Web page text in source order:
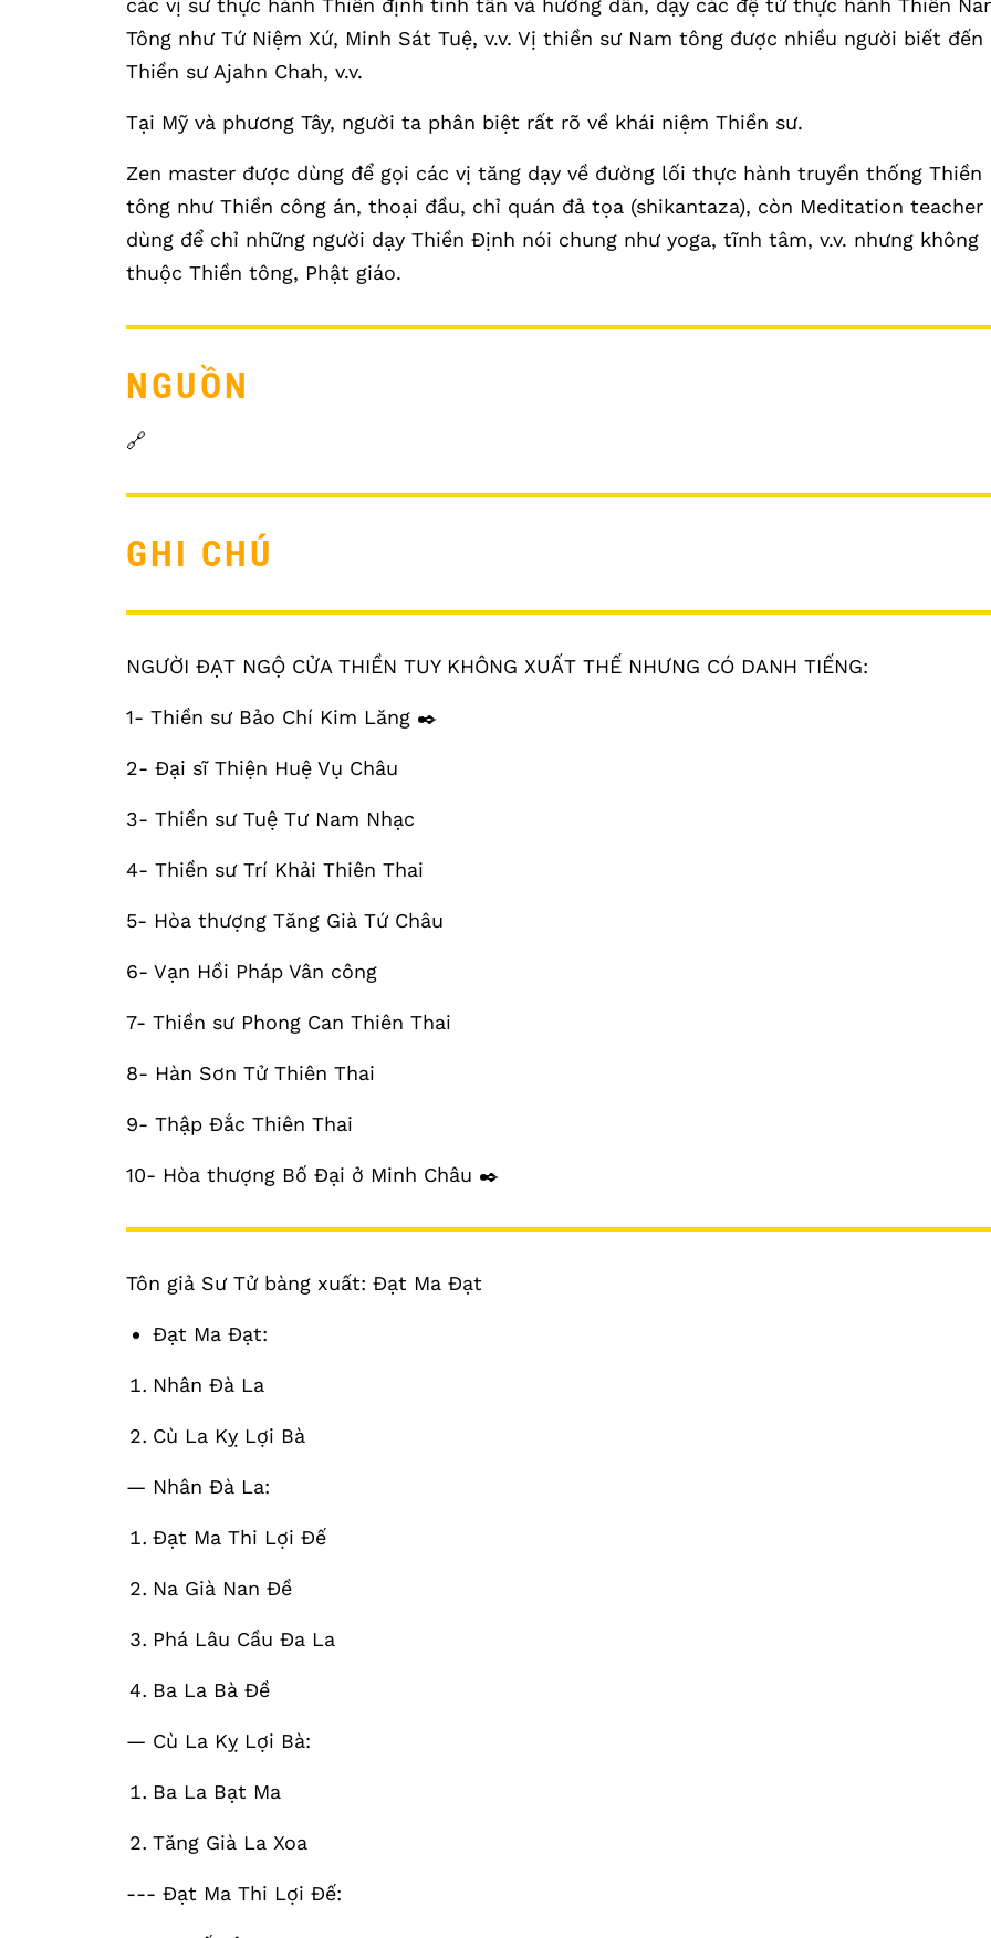
các vị sư thực hành Thiền định tinh tấn và hướng dẫn, dạy các đệ tử thực hành Thiền
Tông như Tứ Niệm Xứ, Minh Sát Tuệ, v.v. Vị thiền sư Nam tông được nhiều người biết đến
Thiền sư Ajahn Chah, v.v.
Tại Mỹ và phương Tây, người ta phân biệt rất rõ về khái niệm Thiền sư.
Zen master được dùng để gọi các vị tăng dạy về đường lối thực hành truyền thống Thiền
tông như Thiền công án, thoại đầu, chỉ quán đả tọa (shikantaza), còn Meditation teacher
dùng để chỉ những người dạy Thiền Định nói chung như yoga, tĩnh tâm, v.v. nhưng không
thuộc Thiền tông, Phật giáo.
NGUỒN
🔗
GHI CHÚ
NGƯỜI ĐẠT NGỘ CỬA THIỀN TUY KHÔNG XUẤT THẾ NHƯNG CÓ DANH TIẾNG:
1- Thiền sư Bảo Chí Kim Lăng ✒️
2- Đại sĩ Thiện Huệ Vụ Châu
3- Thiền sư Tuệ Tư Nam Nhạc
4- Thiền sư Trí Khải Thiên Thai
5- Hòa thượng Tăng Già Tứ Châu
6- Vạn Hồi Pháp Vân công
7- Thiền sư Phong Can Thiên Thai
8- Hàn Sơn Tử Thiên Thai
9- Thập Đắc Thiên Thai
10- Hòa thượng Bố Đại ở Minh Châu ✒️
Tôn giả Sư Tử bàng xuất: Đạt Ma Đạt
Đạt Ma Đạt:
Nhân Đà La
Cù La Kỵ Lợi Bà
— Nhân Đà La:
Đạt Ma Thi Lợi Đế
Na Già Nan Đề
Phá Lâu Cầu Đa La
Ba La Bà Đề
— Cù La Kỵ Lợi Bà:
Ba La Bạt Ma
Tăng Già La Xoa
--- Đạt Ma Thi Lợi Đế: